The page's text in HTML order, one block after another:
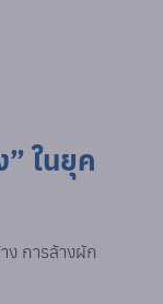
ในยุค
ง การล้างผัก